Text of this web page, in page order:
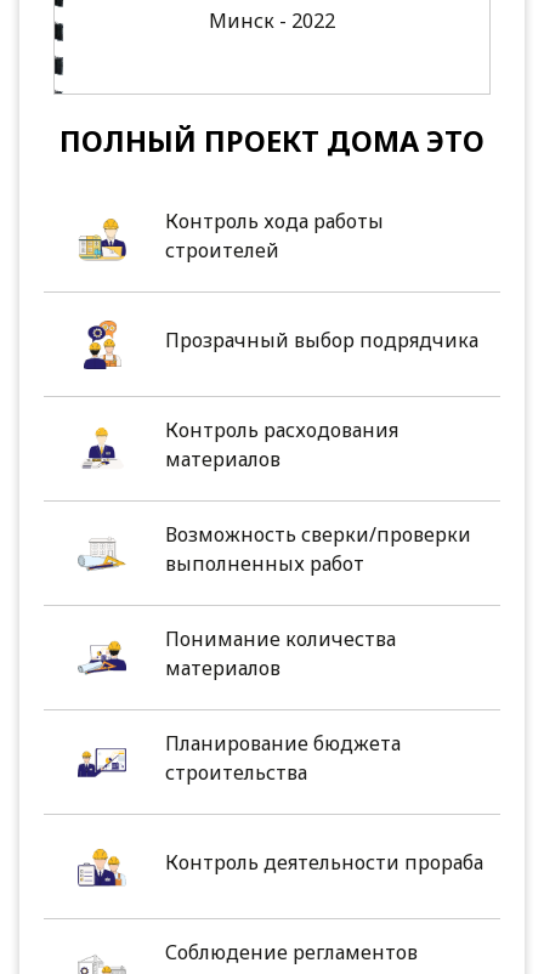
Минск - 2022
ПОЛНЫЙ ПРОЕКТ ДОМА ЭТО
Контроль хода работы
строителей
Прозрачный выбор подрядчика
Контроль расходования
материалов
Возможность сверки/проверки
выполненных работ
Понимание количества
материалов
Планирование бюджета
строительства
Контроль деятельности прораба
Соблюдение регламентов